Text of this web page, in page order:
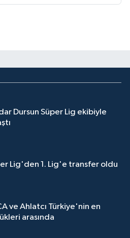
Dursun Süper Lig ekibiyle
Lig'den 1. Lig'e transfer oldu
ve Ahlatcı Türkiye'nin en
arasında